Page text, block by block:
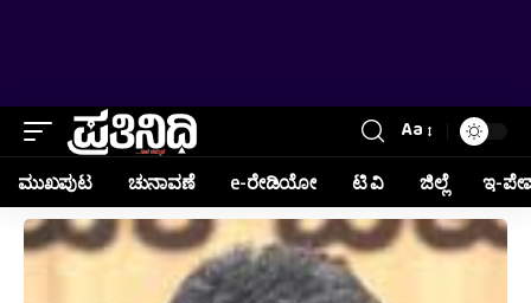
Aa
ಮುಖಪುಟ ಚುನಾವಣೆ e-ರೇಡಿಯೋ ಟಿ ವಿ ಜಿಲ್ಲೆ ಇ-